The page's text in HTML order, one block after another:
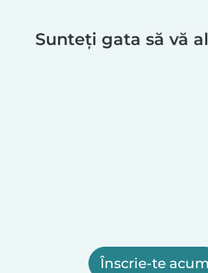
Sunteți gata să vă
Înscrie-te acum